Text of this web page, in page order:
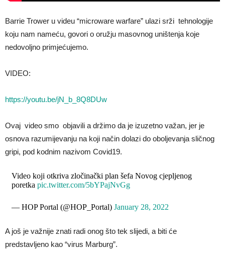
Barrie Trower u videu “microware warfare” ulazi srži tehnologije
koju nam nameću, govori o oružju masovnog uništenja koje
nedovoljno primjećujemo.
VIDEO:
https://youtu.be/jN_b_8Q8DUw
Ovaj video smo objavili a držimo da je izuzetno važan, jer je
osnova razumijevanju na koji način dolazi do oboljevanja sličnog
gripi, pod kodnim nazivom Covid19.
Video koji otkriva zločinački plan šefa Novog cjepljenog
poretka pic.twitter.com/5bYPajNvGg
— HOP Portal (@HOP_Portal) January 28, 2022
A još je važnije znati radi onog što tek slijedi, a biti će
predstavljeno kao “virus Marburg”.